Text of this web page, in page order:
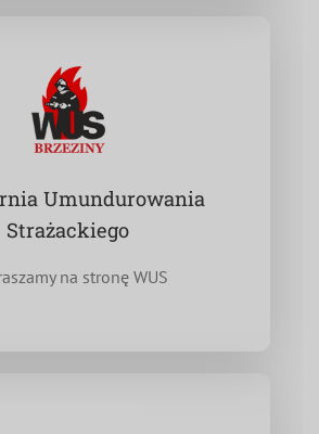
Umundurowania
Strażackiego
na stronę WUS